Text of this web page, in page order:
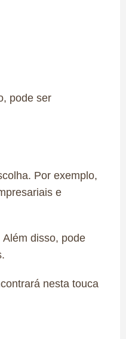
pode ser
Por exemplo,
e
disso, pode
nesta touca